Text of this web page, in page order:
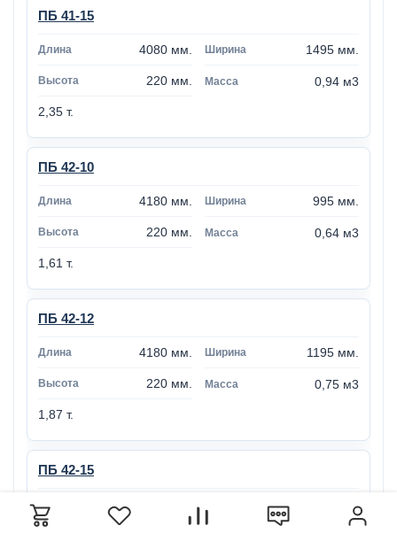
ПБ 41-15
4080 мм. 1495 мм.
220 мм. 0,94 м3
2,35 т.
ПБ 42-10
4180 мм. 995 мм.
220 мм. 0,64 м3
1,61 т.
ПБ 42-12
4180 мм. 1195 мм.
220 мм. 0,75 м3
1,87 т.
ПБ 42-15
1495 мм.